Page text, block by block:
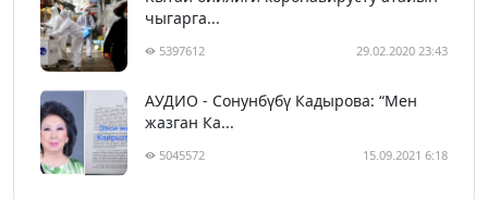
чыгарга...
5397612 29.02.2020 23:43
АУДИО - Сонунбүбү Кадырова: “Мен
жазган Ка...
5045572 15.09.2021 6:18